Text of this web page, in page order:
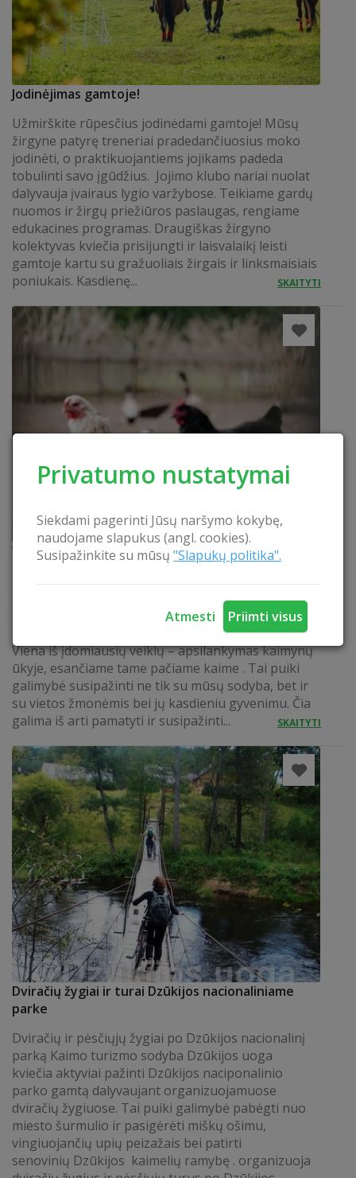
Privatumo nustatymai
Siekdami pagerinti Jūsų naršymo kokybę,
naudojame slapukus (angl. cookies).
Susipažinkite su mūsų "Slapukų politika".
Atmesti Priimti visus
Jodinėjimas gamtoje!
Užmirškite rūpesčius jodinėdami gamtoje! Mūsų
žirgyne patyrę treneriai pradedančiuosius moko
jodinėti, o praktikuojantiems jojikams padeda
tobulinti savo įgūdžius. Jojimo klubo nariai nuolat
dalyvauja įvairaus lygio varžybose. Teikiame gardų
nuomos ir žirgų priežiūros paslaugas, rengiame
edukacines programas. Draugiškas žirgyno
kolektyvas kviečia prisijungti ir laisvalaikį leisti
gamtoje kartu su gražuoliais žirgais ir linksmaisiais
poniukais. Kasdienę...
SKAITYTI
Vištų ūkis
Pažink kaimą iš arti – edukacijos Sadauskų
sodyboje Atvykę į Sadauskų sodybą svečiai gali
pasinerti į įvairias edukacijas, kurios leidžia pažinti
tikrą, gyvą kaimą – ne iš pasakojimų, o per patirtį.
Viena iš įdomiausių veiklų – apsilankymas kaimynų
ūkyje, esančiame tame pačiame kaime . Tai puiki
galimybė susipažinti ne tik su mūsų sodyba, bet ir
su vietos žmonėmis bei jų kasdieniu gyvenimu. Čia
galima iš arti pamatyti ir susipažinti...
SKAITYTI
Dviračių žygiai ir turai Dzūkijos nacionaliniame
parke
Dviračių ir pėsčiųjų žygiai po Dzūkijos nacionalinį
parką Kaimo turizmo sodyba Dzūkijos uoga
kviečia aktyviai pažinti Dzūkijos naciponalinio
parko gamtą dalyvaujant organizuojamuose
dviračių žygiuose. Tai puiki galimybė pabėgti nuo
miesto šurmulio ir pasigėrėti miškų ošimu,
vingiuojančių upių peizažais bei patirti
senovinių Dzūkijos kaimelių ramybę . organizuoja